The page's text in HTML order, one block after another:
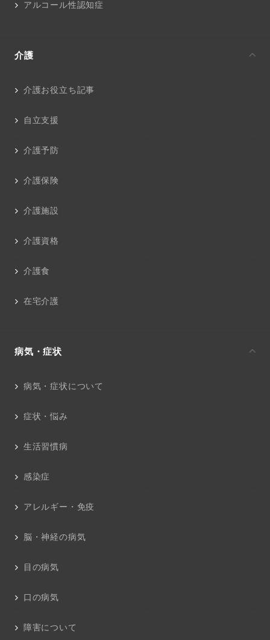
アルコール性認知症
介護
介護お役立ち記事
自立支援
介護予防
介護保険
介護施設
介護資格
介護食
在宅介護
病気・症状
病気・症状について
症状・悩み
生活習慣病
感染症
アレルギー・免疫
脳・神経の病気
目の病気
口の病気
障害について